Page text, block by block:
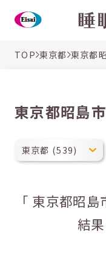
TOP 東京都 東京都
東京都昭島市
「 東京都昭
結